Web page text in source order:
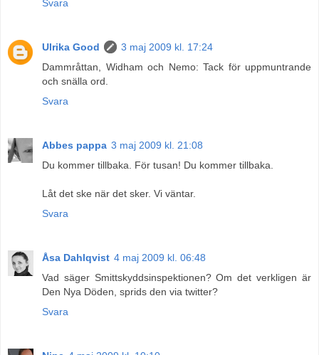
Svara
Ulrika Good
3 maj 2009 kl. 17:24
Dammråttan, Widham och Nemo: Tack för uppmuntrande
och snälla ord.
Svara
Abbes pappa 3 maj 2009 kl. 21:08
Du kommer tillbaka. För tusan! Du kommer tillbaka.
Låt det ske när det sker. Vi väntar.
Svara
Åsa Dahlqvist 4 maj 2009 kl. 06:48
Vad säger Smittskyddsinspektionen? Om det verkligen är
Den Nya Döden, sprids den via twitter?
Svara